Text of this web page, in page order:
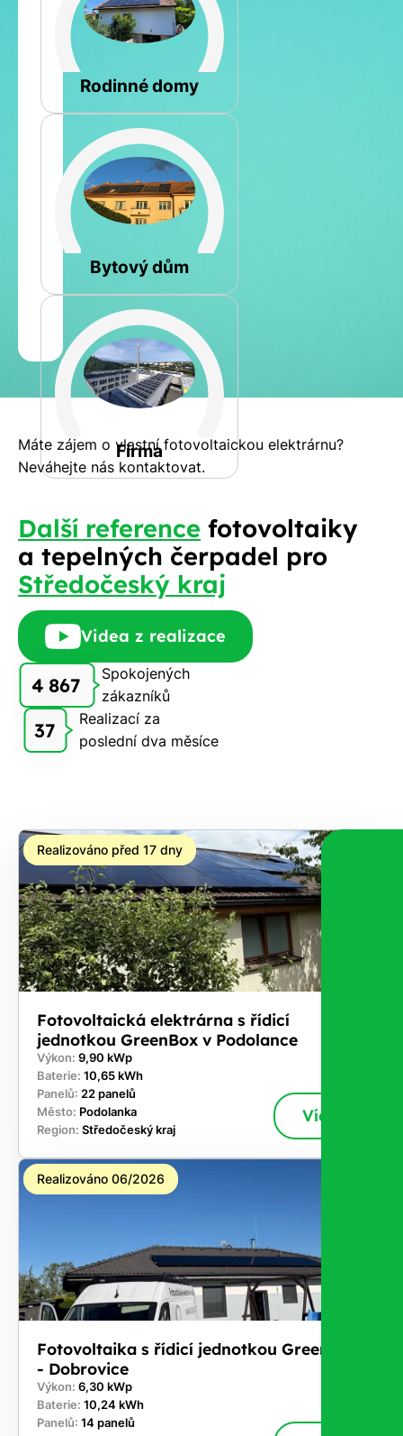
Rodinné domy
Bytový dům
Firma
Šikmá
Jiná
Spočítat
kalkulaci
Jméno
a
příjmení
Telefon
mail
Rádi
Vám
zdarma
pošleme,
na co
máte
nárok.
a nic Vás
to
nestojí.
Máte zájem o vlastní fotovoltaickou elektrárnu?
Neváhejte nás kontaktovat.
Další reference fotovoltaiky
a tepelných čerpadel pro
Středočeský kraj
Videa z realizace
4 867
Spokojených
zákazníků
37
Realizací za
poslední dva měsíce
Realizováno před 17 dny
Fotovoltaická elektrárna s řídicí
jednotkou GreenBox v Podolance
Výkon: 9,90 kWp
Baterie: 10,65 kWh
Panelů: 22 panelů
Město: Podolanka
Region: Středočeský kraj
Více
Realizováno 06/2026
Fotovoltaika s řídicí jednotkou GreenBox
- Dobrovice
Výkon: 6,30 kWp
Baterie: 10,24 kWh
Panelů: 14 panelů